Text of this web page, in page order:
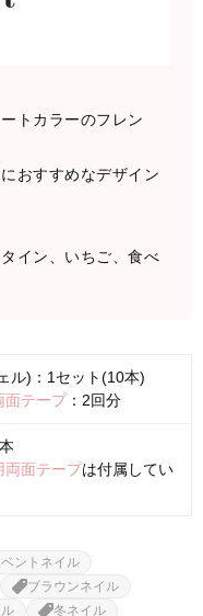
トカラーのフレン
おすすめなデザイン
イン、いちご、食べ
ル)：1セット(10本)
面テープ：2回分
両面テープは付属してい
ントネイル
ブラウンネイル
冬ネイル